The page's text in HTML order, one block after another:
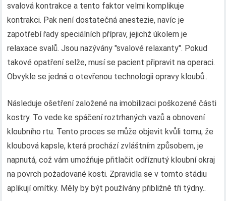
svalová kontrakce a tento faktor velmi komplikuje
kontrakci. Pak není dostatečná anestezie, navíc je
zapotřebí řady speciálních příprav, jejichž úkolem je
relaxace svalů. Jsou nazývány "svalové relaxanty". Pokud
takové opatření selže, musí se pacient připravit na operaci.
Obvykle se jedná o otevřenou technologii opravy kloubů..
Následuje ošetření založené na imobilizaci poškozené části
kostry. To vede ke spáčení roztrhaných vazů a obnovení
kloubního rtu. Tento proces se může objevit kvůli tomu, že
kloubová kapsle, která prochází zvláštním způsobem, je
napnutá, což vám umožňuje přitlačit odříznutý kloubní okraj
na povrch požadované kosti. Zpravidla se v tomto stádiu
aplikují omítky. Měly by být používány přibližně tři týdny..